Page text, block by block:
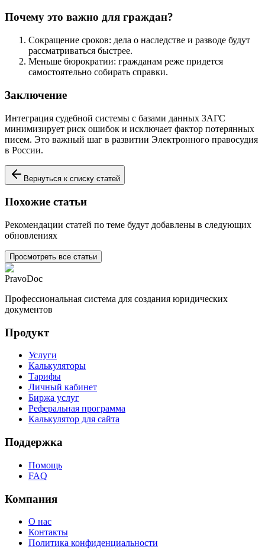
Почему это важно для граждан?
Сокращение сроков: дела о наследстве и разводе будут
рассматриваться быстрее.
Меньше бюрократии: гражданам реже придется
самостоятельно собирать справки.
Заключение
Интеграция судебной системы с базами данных ЗАГС
минимизирует риск ошибок и исключает фактор потерянных
писем. Это важный шаг в развитии Электронного правосудия
в России.
Вернуться к списку статей
Похожие статьи
Рекомендации статей по теме будут добавлены в следующих
обновлениях
Просмотреть все статьи
PravoDoc
Профессиональная система для создания юридических
документов
Продукт
Услуги
Калькуляторы
Тарифы
Личный кабинет
Биржа услуг
Реферальная программа
Калькулятор для сайта
Поддержка
Помощь
FAQ
Компания
О нас
Контакты
Политика конфиденциальности